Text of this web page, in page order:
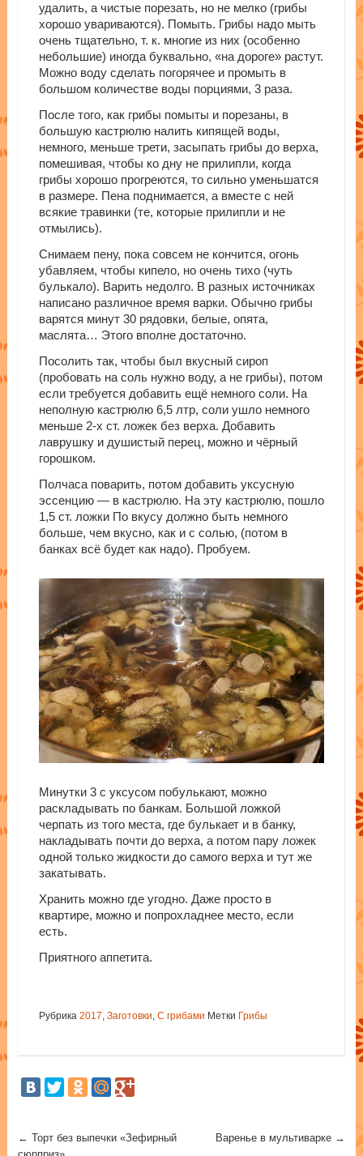
удалить, а чистые порезать, но не мелко (грибы
хорошо увариваются). Помыть. Грибы надо мыть
очень тщательно, т. к. многие из них (особенно
небольшие) иногда буквально, «на дороге» растут.
Можно воду сделать погорячее и промыть в
большом количестве воды порциями, 3 раза.
После того, как грибы помыты и порезаны, в
большую кастрюлю налить кипящей воды,
немного, меньше трети, засыпать грибы до верха,
помешивая, чтобы ко дну не прилипли, когда
грибы хорошо прогреются, то сильно уменьшатся
в размере. Пена поднимается, а вместе с ней
всякие травинки (те, которые прилипли и не
отмылись).
Снимаем пену, пока совсем не кончится, огонь
убавляем, чтобы кипело, но очень тихо (чуть
булькало). Варить недолго. В разных источниках
написано различное время варки. Обычно грибы
варятся минут 30 рядовки, белые, опята,
маслята… Этого вполне достаточно.
Посолить так, чтобы был вкусный сироп
(пробовать на соль нужно воду, а не грибы), потом
если требуется добавить ещё немного соли. На
неполную кастрюлю 6,5 лтр, соли ушло немного
меньше 2-х ст. ложек без верха. Добавить
лаврушку и душистый перец, можно и чёрный
горошком.
Полчаса поварить, потом добавить уксусную
эссенцию — в кастрюлю. На эту кастрюлю, пошло
1,5 ст. ложки По вкусу должно быть немного
больше, чем вкусно, как и с солью, (потом в
банках всё будет как надо). Пробуем.
Минутки 3 с уксусом побулькают, можно
раскладывать по банкам. Большой ложкой
черпать из того места, где булькает и в банку,
накладывать почти до верха, а потом пару ложек
одной только жидкости до самого верха и тут же
закатывать.
Хранить можно где угодно. Даже просто в
квартире, можно и попрохладнее место, если
есть.
Приятного аппетита.
Рубрика 2017 Заготовки С грибами Метки Грибы
Post navigation
← Торт без выпечки «Зефирный
Варенье в мультиварке →